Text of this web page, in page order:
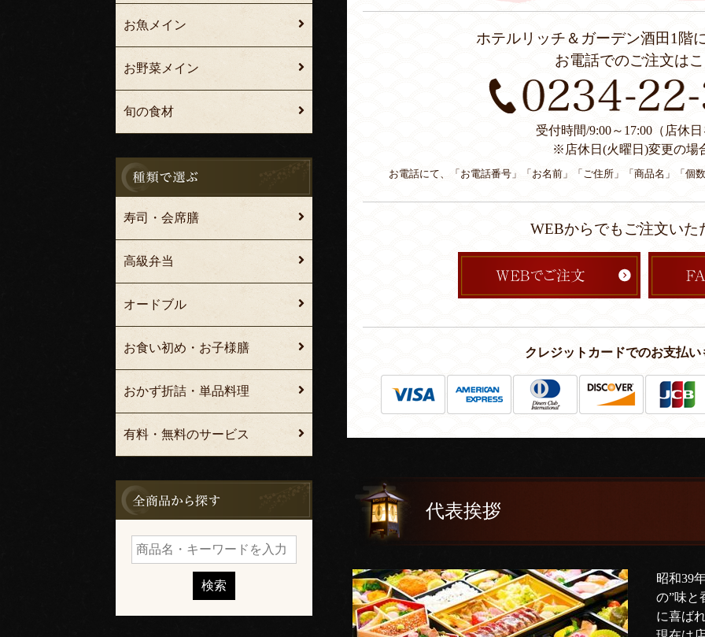
ホテルリッチ＆ガーデン酒田1階
お電話でのご注文は
受付時間/9:00～17:00（店休
※店休日(火曜日)変更の場
お電話にて、「お電話番号」「お名前」「ご住所」「商品名」「個
WEBからでもご注文いた
クレジットカードでのお支払い
代表挨拶
昭和39
の”味と
に喜ば
お魚メイン
お野菜メイン
旬の食材
寿司・会席膳
高級弁当
オードブル
お食い初め・お子様膳
おかず折詰・単品料理
有料・無料のサービス